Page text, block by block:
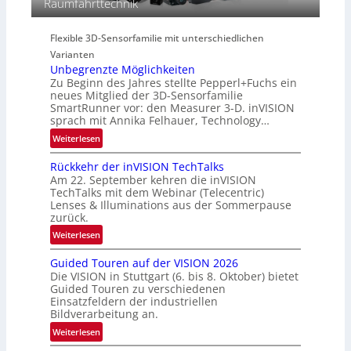
e
r
i
-
B
-
R
u
n
d
e
e
i
o
n
t
l
N
e
w
s
‘
Raumfahrttechnik
Flexible 3D-Sensorfamilie mit unterschiedlichen
Varianten
Unbegrenzte Möglichkeiten
Zu Beginn des Jahres stellte Pepperl+Fuchs ein
neues Mitglied der 3D-Sensorfamilie
SmartRunner vor: den Measurer 3-D. inVISION
sprach mit Annika Felhauer, Technology…
Weiterlesen:
U
n
b
e
g
r
e
z
t
e
M
ö
g
Rückkehr der inVISION TechTalks
Am 22. September kehren die inVISION
TechTalks mit dem Webinar (Telecentric)
Lenses & Illuminations aus der Sommerpause
zurück.
Weiterlesen:
R
ü
c
k
k
e
h
Guided Touren auf der VISION 2026
Die VISION in Stuttgart (6. bis 8. Oktober) bietet
Guided Touren zu verschiedenen
Einsatzfeldern der industriellen
Bildverarbeitung an.
Weiterlesen:
G